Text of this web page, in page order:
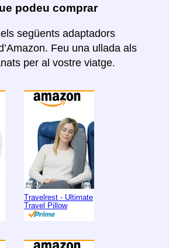
podeu comprar
següents adaptadors
Feu una ullada als
per al vostre viatge.
Travelrest - Ultimate
Travel Pillow